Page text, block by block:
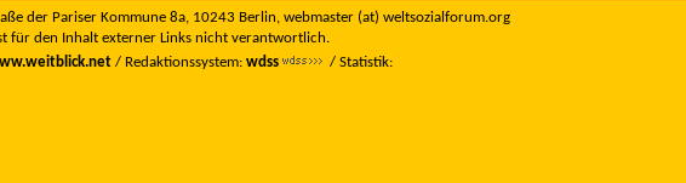
der Pariser Kommune 8a, 10243 Berlin, webmaster (at) weltsozialforum.org
für den Inhalt externer Links nicht verantwortlich.
/ Redaktionssystem: wdss / Statistik: